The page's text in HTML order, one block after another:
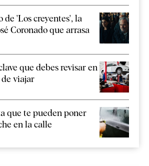
de 'Los creyentes', la
Coronado que arrasa
que debes revisar en
de viajar
que te pueden poner
en la calle